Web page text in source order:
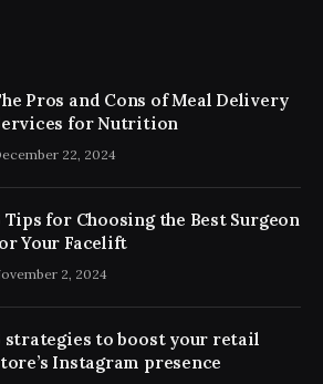
Pros and Cons of Meal Delivery
for Nutrition
22, 2024
Tips for Choosing the Best Surgeon
Your Facelift
2, 2024
strategies to boost your retail
Instagram presence